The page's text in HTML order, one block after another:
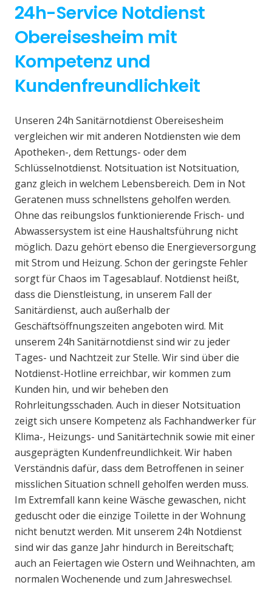
24h-Service Notdienst
Obereisesheim mit
Kompetenz und
Kundenfreundlichkeit
Unseren 24h Sanitärnotdienst Obereisesheim
vergleichen wir mit anderen Notdiensten wie dem
Apotheken-, dem Rettungs- oder dem
Schlüsselnotdienst. Notsituation ist Notsituation,
ganz gleich in welchem Lebensbereich. Dem in Not
Geratenen muss schnellstens geholfen werden.
Ohne das reibungslos funktionierende Frisch- und
Abwassersystem ist eine Haushaltsführung nicht
möglich. Dazu gehört ebenso die Energieversorgung
mit Strom und Heizung. Schon der geringste Fehler
sorgt für Chaos im Tagesablauf. Notdienst heißt,
dass die Dienstleistung, in unserem Fall der
Sanitärdienst, auch außerhalb der
Geschäftsöffnungszeiten angeboten wird. Mit
unserem 24h Sanitärnotdienst sind wir zu jeder
Tages- und Nachtzeit zur Stelle. Wir sind über die
Notdienst-Hotline erreichbar, wir kommen zum
Kunden hin, und wir beheben den
Rohrleitungsschaden. Auch in dieser Notsituation
zeigt sich unsere Kompetenz als Fachhandwerker für
Klima-, Heizungs- und Sanitärtechnik sowie mit einer
ausgeprägten Kundenfreundlichkeit. Wir haben
Verständnis dafür, dass dem Betroffenen in seiner
misslichen Situation schnell geholfen werden muss.
Im Extremfall kann keine Wäsche gewaschen, nicht
geduscht oder die einzige Toilette in der Wohnung
nicht benutzt werden. Mit unserem 24h Notdienst
sind wir das ganze Jahr hindurch in Bereitschaft;
auch an Feiertagen wie Ostern und Weihnachten, am
normalen Wochenende und zum Jahreswechsel.